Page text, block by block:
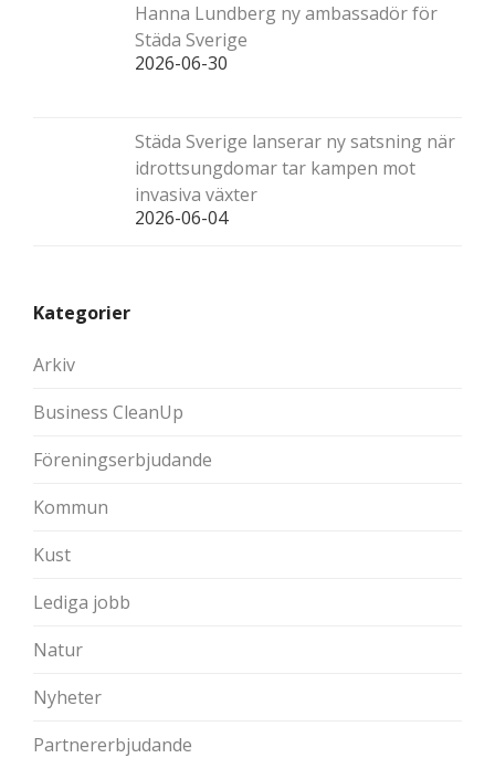
Hanna Lundberg ny ambassadör för
Städa Sverige
2026-06-30
Städa Sverige lanserar ny satsning när
idrottsungdomar tar kampen mot
invasiva växter
2026-06-04
Kategorier
Arkiv
Business CleanUp
Föreningserbjudande
Kommun
Kust
Lediga jobb
Natur
Nyheter
Partnererbjudande